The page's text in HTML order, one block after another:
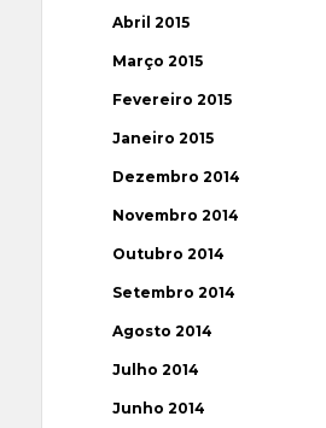
Abril 2015
Março 2015
Fevereiro 2015
Janeiro 2015
Dezembro 2014
Novembro 2014
Outubro 2014
Setembro 2014
Agosto 2014
Julho 2014
Junho 2014